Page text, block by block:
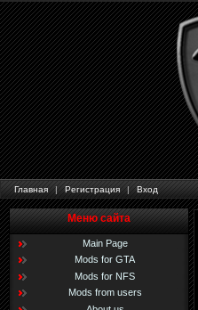
Главная | Регистрация | Вход
Меню сайта
Main Page
Mods for GTA
Mods for NFS
Mods from users